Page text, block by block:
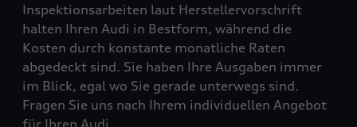
Inspektionsarbeiten laut Herstellervorschrift
halten Ihren Audi in Bestform, während die
Kosten durch konstante monatliche Raten
abgedeckt sind. Sie haben Ihre Ausgaben immer
im Blick, egal wo Sie gerade unterwegs sind.
Fragen Sie uns nach Ihrem individuellen Angebot